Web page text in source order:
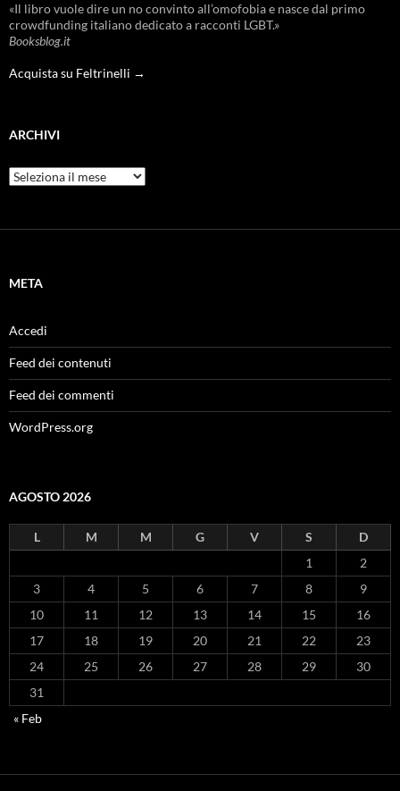
«Il libro vuole dire un no convinto all’omofobia e nasce dal primo
crowdfunding italiano dedicato a racconti LGBT.»
Booksblog.it
Acquista su Feltrinelli →
ARCHIVI
Archivi
META
Accedi
Feed dei contenuti
Feed dei commenti
WordPress.org
AGOSTO 2026
L M M G V S
D
1
2
3
4 5 6 7 8
9
10
11 12 13 14 15
16
17
18 19 20 21 22
23
24
25 26 27 28 29
30
31
« Feb